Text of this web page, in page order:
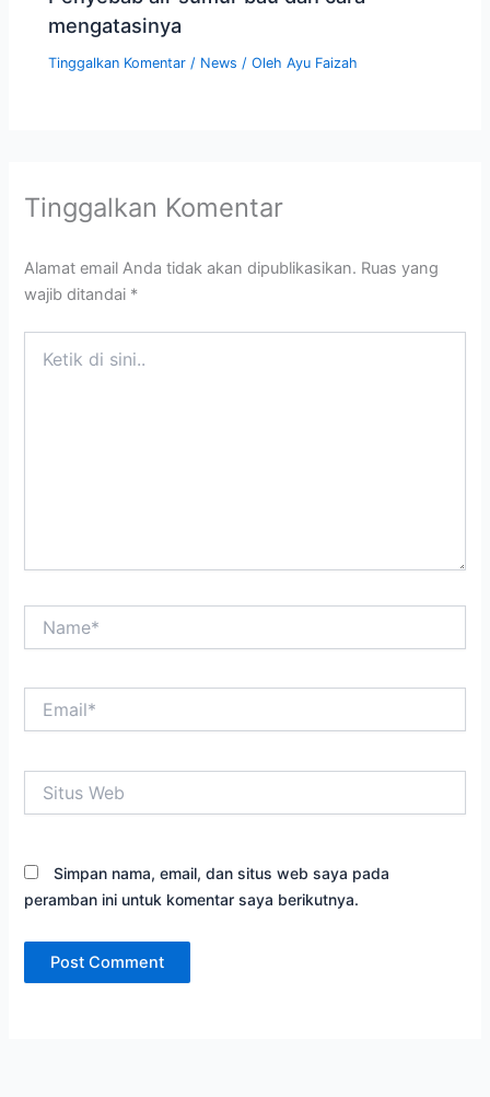
mengatasinya
Tinggalkan Komentar / News / OlehAyu Faizah
Tinggalkan Komentar
Alamat email Anda tidak akan dipublikasikan. Ruas yang
wajib ditandai *
Web
Simpan nama, email, dan situs web saya pada
peramban ini untuk komentar saya berikutnya.